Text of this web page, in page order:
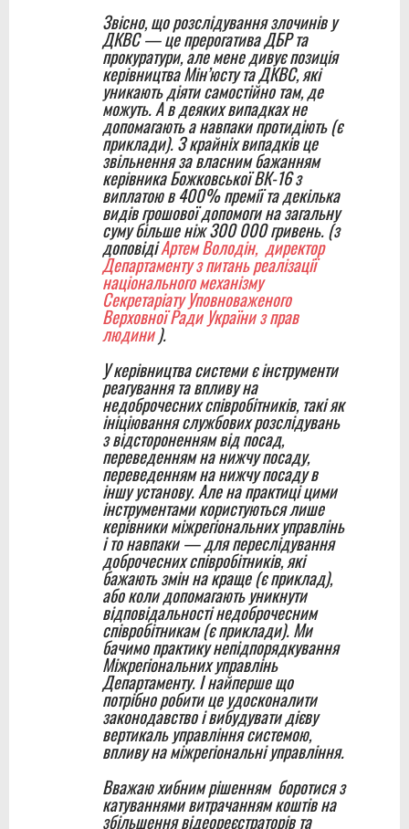
Звісно, що розслідування злочинів у
ДКВС — це прерогатива ДБР та
прокуратури, але мене дивує позиція
керівництва Мін’юсту та ДКВС, які
уникають діяти самостійно там, де
можуть. А в деяких випадках не
допомагають а навпаки протидіють (є
приклади). З крайніх випадків це
звільнення за власним бажанням
керівника Божковської ВК-16 з
виплатою в 400% премії та декілька
видів грошової допомоги на загальну
суму більше ніж 300 000 гривень. (з
доповідіАртем Володін, директор
Департаменту з питань реалізації
національного механізму
Секретаріату Уповноваженого
Верховної Ради України з прав
людини).
У керівництва системи є інструменти
реагування та впливу на
недоброчесних співробітників, такі як
ініціювання службових розслідувань
з відстороненням від посад,
переведенням на нижчу посаду,
переведенням на нижчу посаду в
іншу установу. Але на практиці цими
інструментами користуються лише
керівники міжрегіональних управлінь
і то навпаки — для переслідування
доброчесних співробітників, які
бажають змін на краще (є приклад),
або коли допомагають уникнути
відповідальності недоброчесним
співробітникам (є приклади). Ми
бачимо практику непідпорядкування
Міжрегіональних управлінь
Департаменту. І найперше що
потрібно робити це удосконалити
законодавство і вибудувати дієву
вертикаль управління системою,
впливу на міжрегіональні управління.
Вважаю хибним рішенням боротися з
катуваннями витрачанням коштів на
збільшення відеореєстраторів та